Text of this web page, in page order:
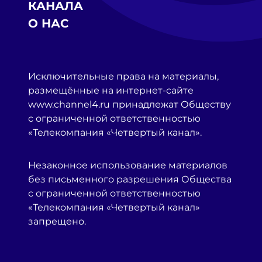
КАНАЛА
О НАС
Исключительные права на материалы,
размещённые на интернет-сайте
www.channel4.ru принадлежат Обществу
с ограниченной ответственностью
«Телекомпания «Четвертый канал».
Незаконное использование материалов
без письменного разрешения Общества
с ограниченной ответственностью
«Телекомпания «Четвертый канал»
запрещено.